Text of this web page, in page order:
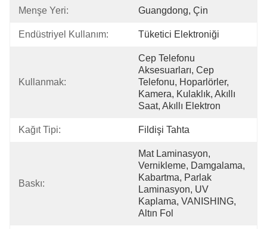
Menşe Yeri: Guangdong, Çin
Endüstriyel Kullanım: Tüketici Elektroniği
Kullanmak:
Cep Telefonu
Aksesuarları, Cep
Telefonu, Hoparlörler,
Kamera, Kulaklık, Akıllı
Saat, Akıllı Elektron
Kağıt Tipi: Fildişi Tahta
Baskı:
Mat Laminasyon,
Vernikleme, Damgalama,
Kabartma, Parlak
Laminasyon, UV
Kaplama, VANISHING,
Altın Fol